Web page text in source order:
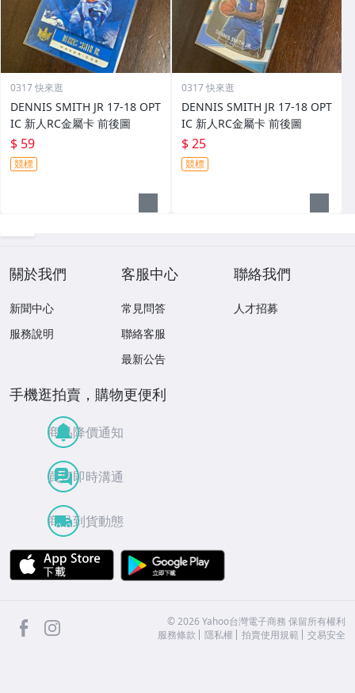
0317 快來逛
DENNIS SMITH JR 17-18 OPT
IC 新人RC金屬卡 前後圖
$ 59
競標
0317 快來逛
DENNIS SMITH JR 17-18 OPT
IC 新人RC金屬卡 前後圖
$ 25
競標
關於我們
新聞中心
服務說明
客服中心
常見問答
聯絡客服
最新公告
聯絡我們
人才招募
手機逛拍賣，購物更便利
商品降價通知
買賣即時溝通
商品到貨動態
APP Store
facebook ©2026 Yahoo台灣電子商務 保留所有權利
服務條款
隱私權 拍賣使用規範 交易安全